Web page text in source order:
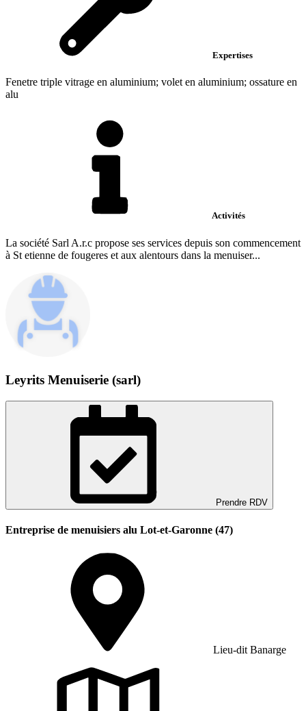
Expertises
Fenetre triple vitrage en aluminium; volet en aluminium; ossature en
alu
Activités
La société Sarl A.r.c propose ses services depuis son commencement
à St etienne de fougeres et aux alentours dans la menuiser...
Leyrits Menuiserie (sarl)
Prendre RDV
Entreprise de menuisiers alu Lot-et-Garonne (47)
Lieu-dit Banarge